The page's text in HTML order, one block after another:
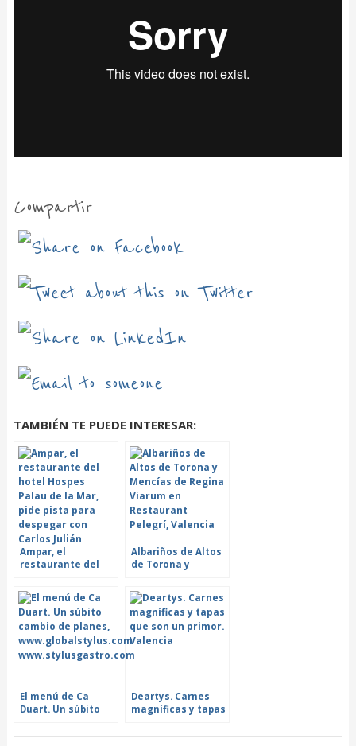
Compartir
TAMBIÉN TE PUEDE INTERESAR:
Ampar, el
restaurante del
Palau de la Mar,
pide pista para
despegar con
Carlos Julián
Albariños de Altos
de Torona y
Viarum en
Restaurant
Pelegrí, Valencia
El menú de Ca
Duart. Un súbito
Deartys. Carnes
magníficas y tapas
Valencia